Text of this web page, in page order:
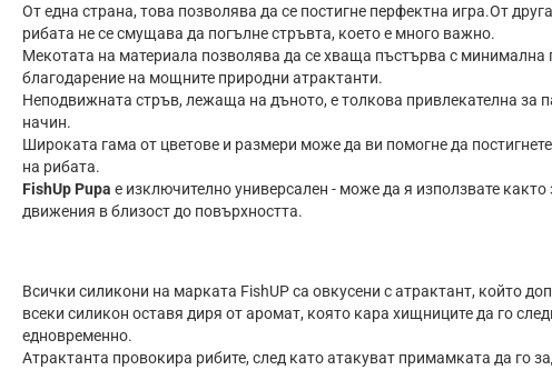
От една страна, това позволява да се постигне перфектна игра.От
рибата не се смущава да погълне стръвта, което е много важно.
Мекотата на материала позволява да се хваща пъстърва с минимална
благодарение на мощните природни атрактанти.
Неподвижната стръв, лежаща на дъното, е толкова привлекателна за
начин.
Широката гама от цветове и размери може да ви помогне да
на рибата.
FishUp Pupa е изключително универсален - може да я използвате
движения в близост до повърхността.
Всички силикони на марката FishUP са овкусени с атрактант, който
всеки силикон оставя диря от аромат, която кара хищниците да го
едновременно.
Атрактанта провокира рибите, след като атакуват примамката да го